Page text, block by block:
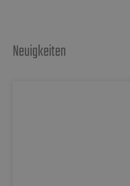
Neuigkeiten